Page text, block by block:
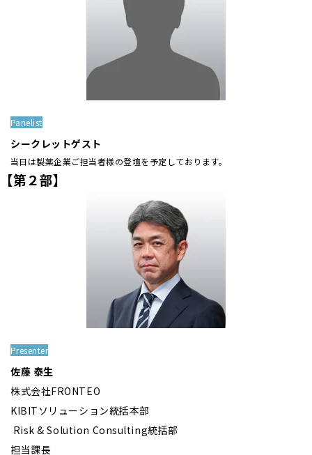
Panelist
シークレットゲスト
当日は製薬企業ご担当者様の登壇を予定しております。
【第２部】
Presenter
佐藤 泰生
株式会社FRONTEO
KIBITソリューション統括本部
Risk & Solution Consulting統括部
担当課長